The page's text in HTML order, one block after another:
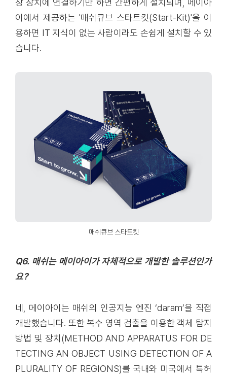
장 장치에 연결하기만 하면 간편하게 설치되며, 메이아
이에서 제공하는 '매쉬큐브 스타트킷(Start-Kit)'을 이
용하면 IT 지식이 없는 사람이라도 손쉽게 설치할 수 있
습니다.
매쉬큐브 스타트킷
Q6. 매쉬는 메이아이가 자체적으로 개발한 솔루션인가
요?
네, 메이아이는 매쉬의 인공지능 엔진 ‘daram’을 직접
개발했습니다. 또한 복수 영역 검출을 이용한 객체 탐지
방법 및 장치(METHOD AND APPARATUS FOR DE
TECTING AN OBJECT USING DETECTION OF A
PLURALITY OF REGIONS)를 국내와 미국에서 특허